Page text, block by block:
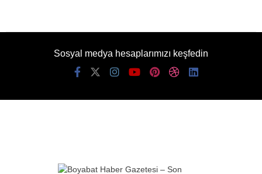
Sosyal medya hesaplarımızı keşfedin